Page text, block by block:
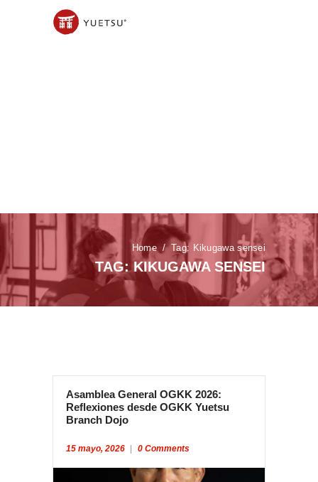
Home Tag: Kikugawa sensei
TAG: KIKUGAWA SENSEI
Asamblea General OGKK 2026:
Reflexiones desde OGKK Yuetsu
Branch Dojo
15 mayo, 2026 0 Comments